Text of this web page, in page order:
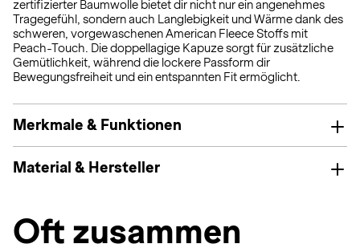
zertifizierter Baumwolle bietet dir nicht nur ein angenehmes
Tragegefühl, sondern auch Langlebigkeit und Wärme dank des
schweren, vorgewaschenen American Fleece Stoffs mit
Peach-Touch. Die doppellagige Kapuze sorgt für zusätzliche
Gemütlichkeit, während die lockere Passform dir
Bewegungsfreiheit und ein entspannten Fit ermöglicht.
Merkmale & Funktionen
Material & Hersteller
Oft zusammen